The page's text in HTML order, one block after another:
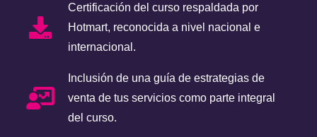
Certificación del curso respaldada por
Hotmart, reconocida a nivel nacional e
internacional.
Inclusión de una guía de estrategias de
venta de tus servicios como parte integral
del curso.